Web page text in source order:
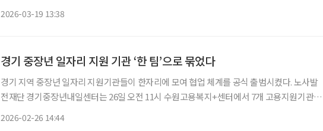
2026-03-19 13:38
경기 중장년 일자리 지원 기관 ‘한 팀’으로 묶었다
경기 지역 중장년 일자리 지원기관들이 한자리에 모여 협업 체계를 공식 출범시켰다. 노사발
전재단 경기중장년내일센터는 26일 오전 11시 수원고용복지+센터에서 7개 고용지원기관과
2026-02-26 14:44